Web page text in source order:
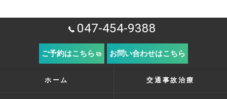
047-454-9388
ご予約はこちら お問い合わせはこちら
ホーム 交通事故治療